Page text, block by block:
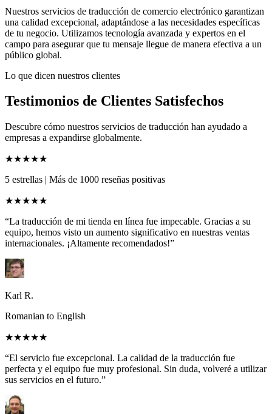
Nuestros servicios de traducción de comercio electrónico garantizan
una calidad excepcional, adaptándose a las necesidades específicas
de tu negocio. Utilizamos tecnología avanzada y expertos en el
campo para asegurar que tu mensaje llegue de manera efectiva a un
público global.
Lo que dicen nuestros clientes
Testimonios de Clientes Satisfechos
Descubre cómo nuestros servicios de traducción han ayudado a
empresas a expandirse globalmente.
★★★★★
5 estrellas | Más de 1000 reseñas positivas
★★★★★
“La traducción de mi tienda en línea fue impecable. Gracias a su
equipo, hemos visto un aumento significativo en nuestras ventas
internacionales. ¡Altamente recomendados!”
Karl R.
Romanian to English
★★★★★
“El servicio fue excepcional. La calidad de la traducción fue
perfecta y el equipo fue muy profesional. Sin duda, volveré a utilizar
sus servicios en el futuro.”